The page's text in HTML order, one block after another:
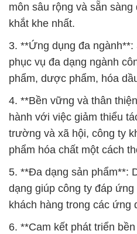
môn sâu rộng và sẵn
khắt khe nhất.
3. **Ứng dụng đa
phục vụ đa dạng ngành
phẩm, dược phẩm, hóa
4. **Bền vững và thân
hành với việc giảm thiểu
trường và xã hội, công ty
phẩm hóa chất một cách
5. **Đa dạng sản phẩm**:
dạng giúp công ty đáp
khách hàng trong các ứng
6. **Cam kết phát triển